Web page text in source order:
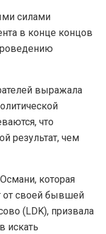
силами
в конце концов
выражала
что
результат, чем
которая
от своей бывшей
(LDK), призвала
искать